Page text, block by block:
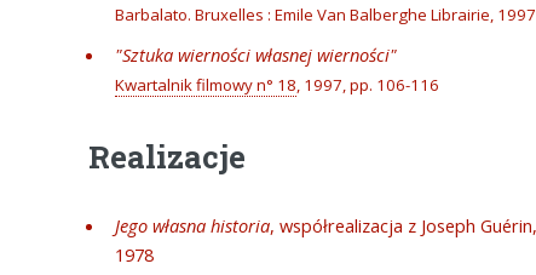
Barbalato. Bruxelles : Emile Van Balberghe Librairie,
"Sztuka wierności własnej wierności"
Kwartalnik filmowy n° 18, 1997, pp. 106-116
Realizacje
Jego własna historia, współrealizacja z Joseph
1978